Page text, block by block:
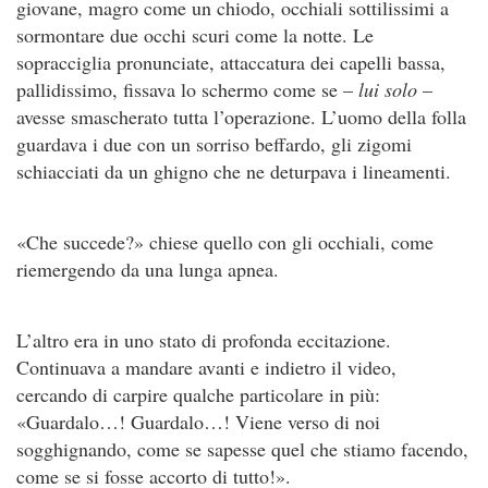
giovane, magro come un chiodo, occhiali sottilissimi a
sormontare due occhi scuri come la notte. Le
sopracciglia pronunciate, attaccatura dei capelli bassa,
pallidissimo, fissava lo schermo come se – lui solo –
avesse smascherato tutta l’operazione. L’uomo della folla
guardava i due con un sorriso beffardo, gli zigomi
schiacciati da un ghigno che ne deturpava i lineamenti.
«Che succede?» chiese quello con gli occhiali, come
riemergen­do da una lunga apnea.
L’altro era in uno stato di profonda eccitazione.
Continuava a mandare avanti e indietro il video,
cercando di carpire qualche particolare in più:
«Guardalo…! Guardalo…! Viene verso di noi
sogghignando, come se sapesse quel che stiamo facendo,
come se si fosse accorto di tutto!».